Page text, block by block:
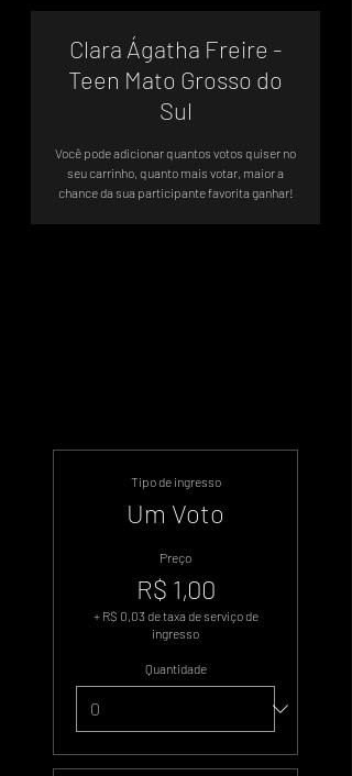
Clara Ágatha Freire -
Teen Mato Grosso do
Sul
Você pode adicionar quantos votos quiser no
seu carrinho, quanto mais votar, maior a
chance da sua participante favorita ganhar!
Tipo de ingresso
Um Voto
Preço
R$ 1,00
+ R$ 0,03 de taxa de serviço de
ingresso
Quantidade